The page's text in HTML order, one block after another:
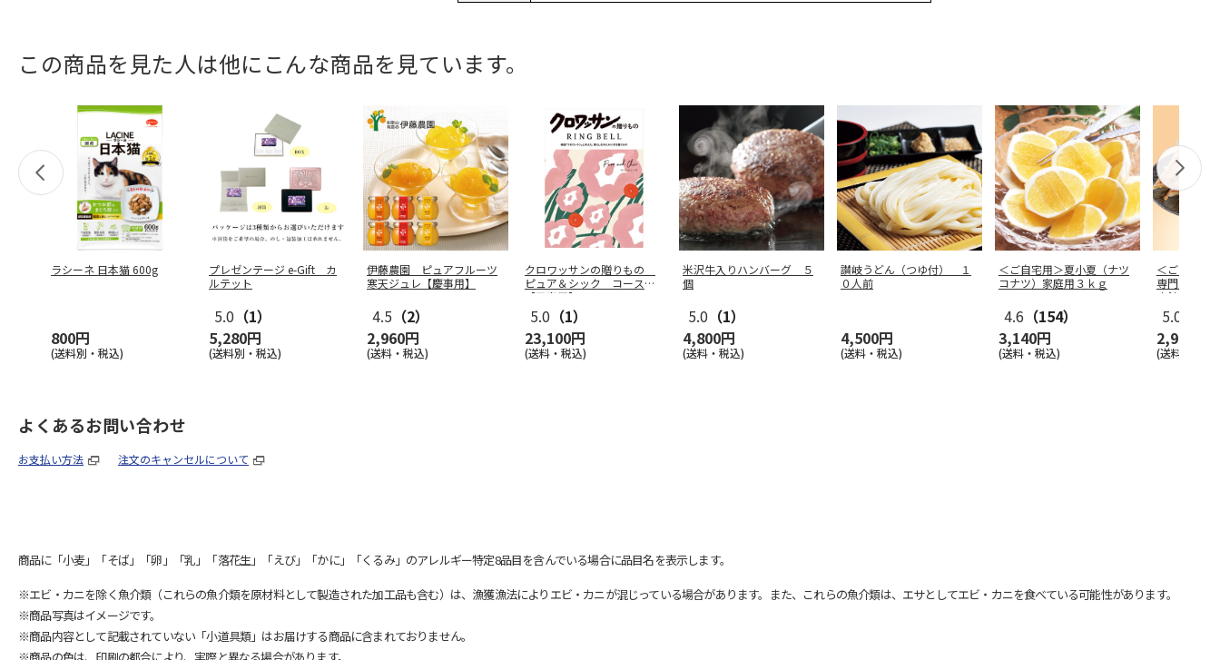
この商品を見た人は他にこんな商品を見ています。
ラシーネ 日本猫 600g
800円
(送料別・税込)
プレゼンテージ e-Gift カ
ルテット
5.0 （1）
5,280円
(送料別・税込)
伊藤農園 ピュアフルーツ
寒天ジュレ【慶事用】
4.5 （2）
2,960円
(送料・税込)
クロワッサンの贈りもの
ピュア＆シック コース
【弔事用】
5.0 （1）
23,100円
(送料・税込)
米沢牛入りハンバーグ ５
個
5.0 （1）
4,800円
(送料・税込)
讃岐うどん（つゆ付） １
０人前
4,500円
(送料・税込)
＜ご自宅用＞夏小夏（ナツ
コナツ）家庭用３ｋｇ
4.6 （154）
3,140円
(送料・税込)
＜ご自宅用
専門店宇
肉餃子
5.0
2,980円
(送料・税込)
よくあるお問い合わせ
お支払い方法 注文のキャンセルについて
商品に「小麦」「そば」「卵」「乳」「落花生」「えび」「かに」「くるみ」のアレルギー特定8品目を含んでいる場合に品目名を表示します。
※エビ・カニを除く魚介類（これらの魚介類を原材料として製造された加工品も含む）は、漁獲漁法によりエビ・カニが混じっている場合があります。また、これらの魚介類は、エサとしてエビ・カニを食べている可能性があります。
※商品写真はイメージです。
※商品内容として記載されていない「小道具類」はお届けする商品に含まれておりません。